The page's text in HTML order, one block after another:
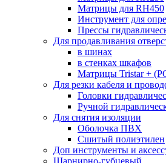
Матрицы для RH450
Инструмент для
Прессы
Для продавливания
в шинах
в стенках шкафов
Матрицы Tristar +
Для резки кабеля и
Головки
Ручной
Для снятия изоляции
Оболочка ПВХ
Сшитый полиэтилен
Доп инструменты и
Шарнирно-губцевый